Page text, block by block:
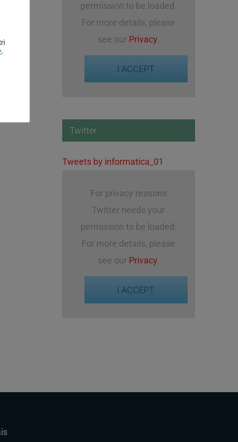
2015
1 January 2015 1 January 2014
permission to be loaded.
For more details, please
see our Privacy.
I ACCEPT
Twitter
Tweets by informatica_01
For privacy reasons
Twitter needs your
permission to be loaded.
For more details, please
see our Privacy.
I ACCEPT
.